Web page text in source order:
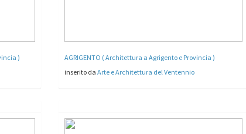
)
AGRIGENTO ( Architettura a Agrigento e Provincia )
inserito daArte e Architettura del Ventennio